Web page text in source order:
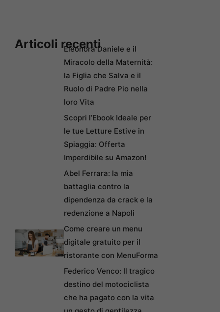
Articoli recentiEleonora Daniele e il
Miracolo della Maternità:
la Figlia che Salva e il
Ruolo di Padre Pio nella
loro Vita
Scopri l’Ebook Ideale per
le tue Letture Estive in
Spiaggia: Offerta
Imperdibile su Amazon!
Abel Ferrara: la mia
battaglia contro la
dipendenza da crack e la
redenzione a Napoli
Come creare un menu
digitale gratuito per il
ristorante con MenuForma
Federico Venco: Il tragico
destino del motociclista
che ha pagato con la vita